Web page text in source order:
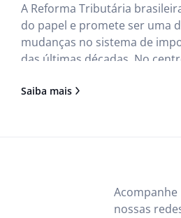
A Reforma Tributária
do papel e promete ser uma
mudanças no sistema de
das últimas décadas. No
modelo mais simples,
Saiba mais
Acompanhe
nossas